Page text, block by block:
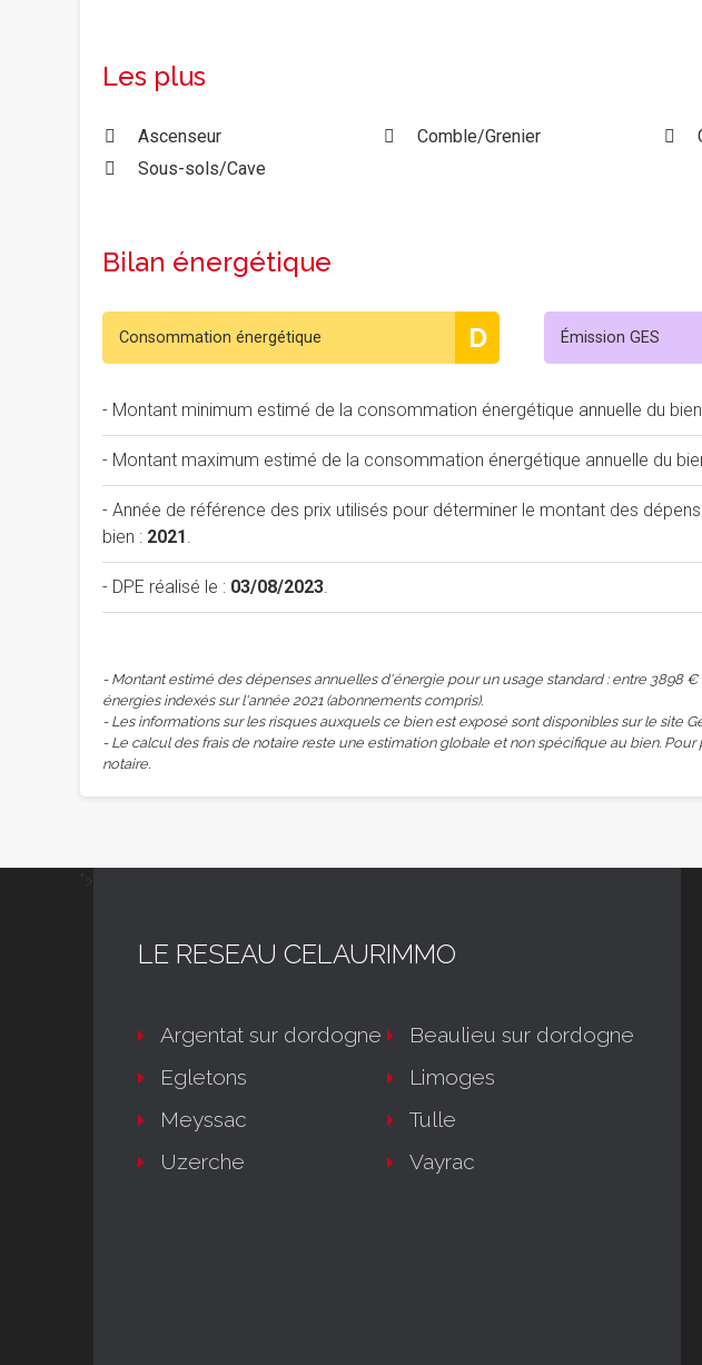
Les plus
Ascenseur Comble/Grenier
Sous-sols/Cave
Bilan énergétique
Consommation énergétique D Émission GES
- Montant minimum estimé de la consommation énergétique annuelle du
- Montant maximum estimé de la consommation énergétique annuelle du
- Année de référence des prix utilisés pour déterminer le montant des
bien : 2021.
- DPE réalisé le : 03/08/2023.
- Montant estimé des dépenses annuelles d'énergie pour un usage standard : entre 3898 €
énergies indexés sur l'année 2021 (abonnements compris).
- Les informations sur les risques auxquels ce bien est exposé sont disponibles sur le site
- Le calcul des frais de notaire reste une estimation globale et non spécifique au bien.
notaire.
LE RESEAU CELAURIMMO
Argentat sur dordogne
Beaulieu sur dordogne
Egletons
Limoges
Meyssac
Tulle
Uzerche
Vayrac